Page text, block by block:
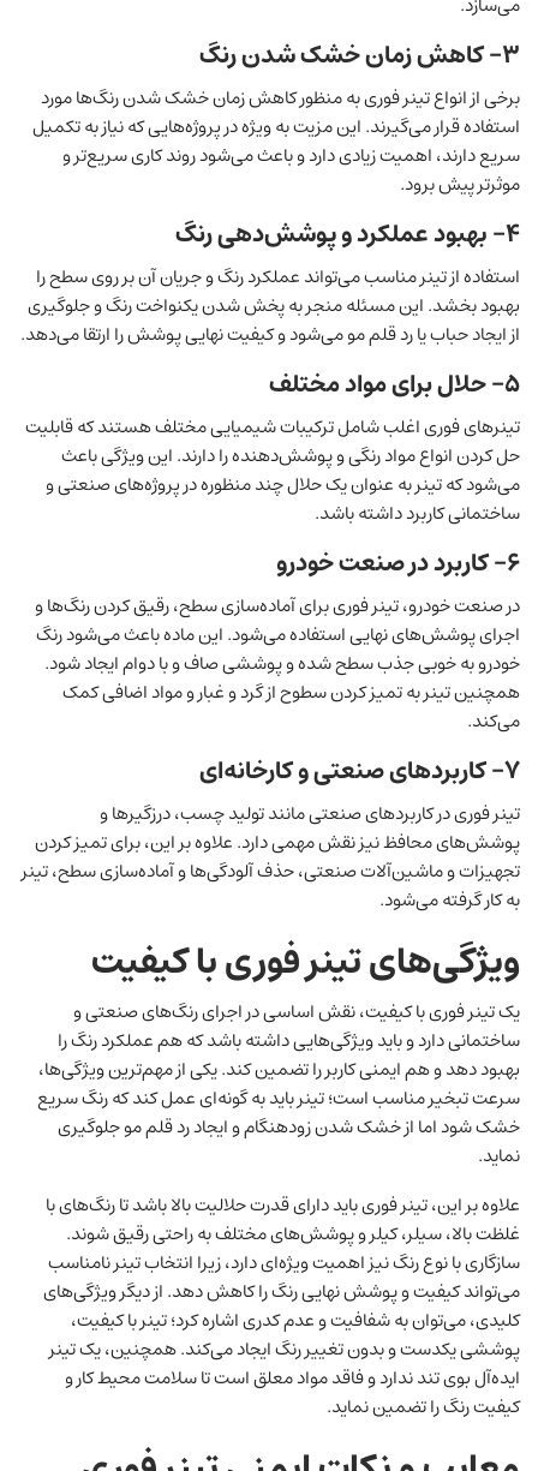
۳- کاهش زمان خشک شدن رنگ
برخی از انواع تینر فوری به منظور کاهش زمان خشک شدن رنگ‌ها مورد
استفاده قرار می‌گیرند. این مزیت به ویژه در پروژه‌هایی که نیاز به تکمیل
سریع دارند، اهمیت زیادی دارد و باعث می‌شود روند کاری سریع‌تر و
موثرتر پیش برود.
۴- بهبود عملکرد و پوشش‌دهی رنگ
استفاده از تینر مناسب می‌تواند عملکرد رنگ و جریان آن بر روی سطح را
بهبود بخشد. این مسئله منجر به پخش شدن یکنواخت رنگ و جلوگیری
از ایجاد حباب یا رد قلم مو می‌شود و کیفیت نهایی پوشش را ارتقا می‌دهد.
۵- حلال برای مواد مختلف
تینرهای فوری اغلب شامل ترکیبات شیمیایی مختلف هستند که قابلیت
حل کردن انواع مواد رنگی و پوشش‌دهنده را دارند. این ویژگی باعث
می‌شود که تینر به عنوان یک حلال چند منظوره در پروژه‌های صنعتی و
ساختمانی کاربرد داشته باشد.
۶- کاربرد در صنعت خودرو
در صنعت خودرو، تینر فوری برای آماده‌سازی سطح، رقیق کردن رنگ‌ها و
اجرای پوشش‌های نهایی استفاده می‌شود. این ماده باعث می‌شود رنگ
خودرو به خوبی جذب سطح شده و پوششی صاف و با دوام ایجاد شود.
همچنین تینر به تمیز کردن سطوح از گرد و غبار و مواد اضافی کمک
می‌کند.
۷- کاربردهای صنعتی و کارخانه‌ای
تینر فوری در کاربردهای صنعتی مانند تولید چسب، درزگیرها و
پوشش‌های محافظ نیز نقش مهمی دارد. علاوه بر این، برای تمیز کردن
تجهیزات و ماشین‌آلات صنعتی، حذف آلودگی‌ها و آماده‌سازی سطح، تینر
به کار گرفته می‌شود.
ویژگی‌های تینر فوری با کیفیت
یک تینر فوری با کیفیت، نقش اساسی در اجرای رنگ‌های صنعتی و
ساختمانی دارد و باید ویژگی‌هایی داشته باشد که هم عملکرد رنگ را
بهبود دهد و هم ایمنی کاربر را تضمین کند. یکی از مهم‌ترین ویژگی‌ها،
سرعت تبخیر مناسب است؛ تینر باید به ‌گونه‌ای عمل کند که رنگ سریع
خشک شود اما از خشک شدن زودهنگام و ایجاد رد قلم مو جلوگیری
نماید.
علاوه بر این، تینر فوری باید دارای قدرت حلالیت بالا باشد تا رنگ‌های با
غلظت بالا، سیلر، کیلر و پوشش‌های مختلف به ‌راحتی رقیق شوند.
سازگاری با نوع رنگ نیز اهمیت ویژه‌ای دارد، زیرا انتخاب تینر نامناسب
می‌تواند کیفیت و پوشش نهایی رنگ را کاهش دهد. از دیگر ویژگی‌های
کلیدی، می‌توان به شفافیت و عدم کدری اشاره کرد؛ تینر با کیفیت،
پوششی یکدست و بدون تغییر رنگ ایجاد می‌کند. همچنین، یک تینر
ایده‌آل بوی تند ندارد و فاقد مواد معلق است تا سلامت محیط کار و
کیفیت رنگ را تضمین نماید.